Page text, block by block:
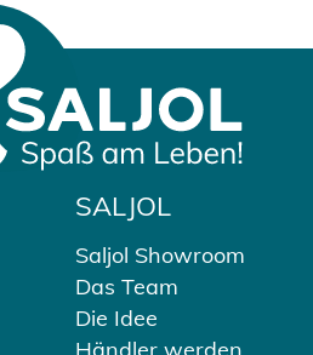
SALJOL
Saljol Showroom
Das Team
Die Idee